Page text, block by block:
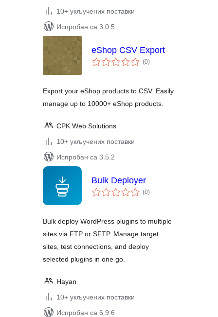
10+ укључених поставки
Испробан са 3.0.5
eShop CSV Export
(0укупних
оцена
)
Export your eShop products to CSV. Easily
manage up to 10000+ eShop products.
CPK Web Solutions
10+ укључених поставки
Испробан са 3.5.2
Bulk Deployer
(0укупних
оцена
)
Bulk deploy WordPress plugins to multiple
sites via FTP or SFTP. Manage target
sites, test connections, and deploy
selected plugins in one go.
Hayan
10+ укључених поставки
Испробан са 6.9.6